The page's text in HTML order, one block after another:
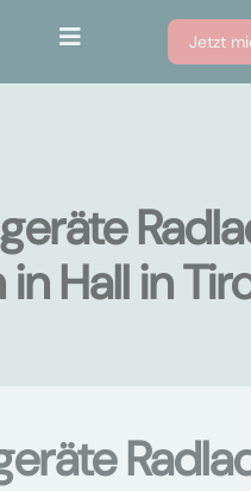
Jetzt
Hall in